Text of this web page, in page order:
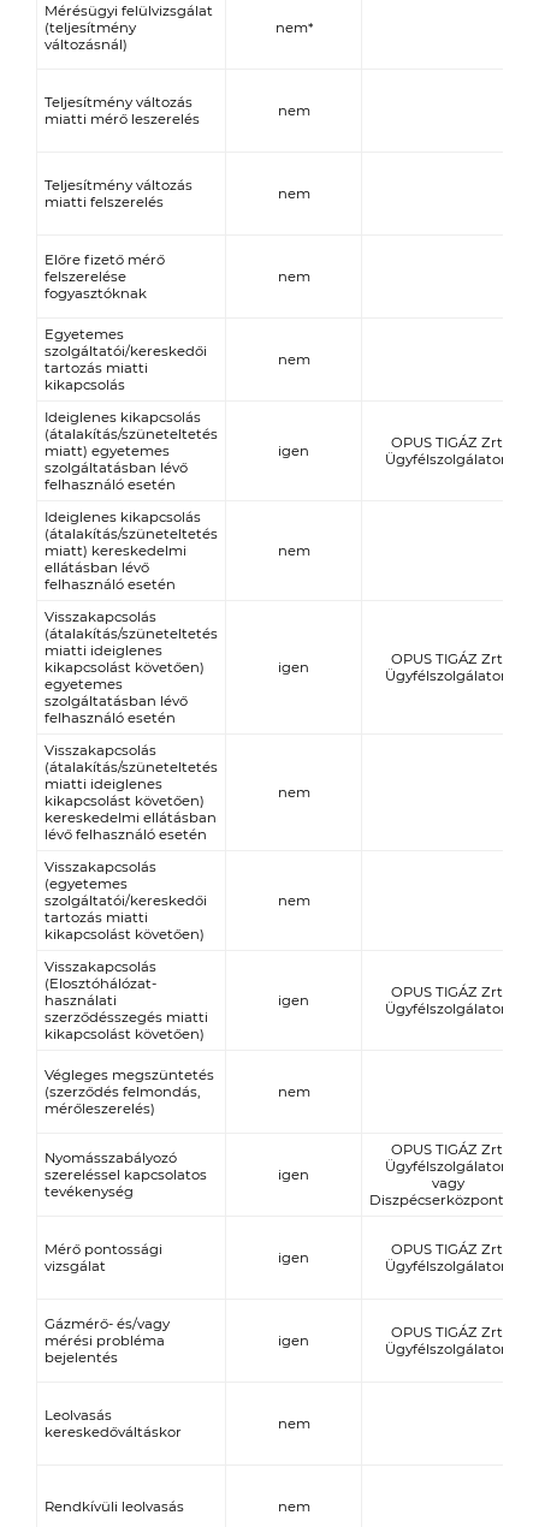
Mérésügyi felülvizsgálat
(teljesítmény
változásnál)
nem*
Teljesítmény változás
miatti mérő leszerelés
nem
Teljesítmény változás
miatti felszerelés
nem
Előre fizető mérő
felszerelése
fogyasztóknak
nem
Egyetemes
szolgáltatói/kereskedői
tartozás miatti
kikapcsolás
nem
Ideiglenes kikapcsolás
(átalakítás/szüneteltetés
miatt) egyetemes
szolgáltatásban lévő
felhasználó esetén
igen
OPUS TIGÁZ Zrt.
Ügyfélszolgálaton
Ideiglenes kikapcsolás
(átalakítás/szüneteltetés
miatt) kereskedelmi
ellátásban lévő
felhasználó esetén
nem
Visszakapcsolás
(átalakítás/szüneteltetés
miatti ideiglenes
kikapcsolást követően)
egyetemes
szolgáltatásban lévő
felhasználó esetén
igen
OPUS TIGÁZ Zrt.
Ügyfélszolgálaton
Visszakapcsolás
(átalakítás/szüneteltetés
miatti ideiglenes
kikapcsolást követően)
kereskedelmi ellátásban
lévő felhasználó esetén
nem
Visszakapcsolás
(egyetemes
szolgáltatói/kereskedői
tartozás miatti
kikapcsolást követően)
nem
Visszakapcsolás
(Elosztóhálózat-
használati
szerződésszegés miatti
kikapcsolást követően)
igen
OPUS TIGÁZ Zrt.
Ügyfélszolgálaton
Végleges megszüntetés
(szerződés felmondás,
mérőleszerelés)
nem
Nyomásszabályozó
szereléssel kapcsolatos
tevékenység
igen
OPUS TIGÁZ Zrt.
Ügyfélszolgálaton
vagy
Diszpécserközpontnál
Mérő pontossági
vizsgálat
igen
OPUS TIGÁZ Zrt.
Ügyfélszolgálaton
Gázmérő- és/vagy
mérési probléma
bejelentés
igen
OPUS TIGÁZ Zrt.
Ügyfélszolgálaton
Leolvasás
kereskedőváltáskor
nem
Rendkívüli leolvasás nem